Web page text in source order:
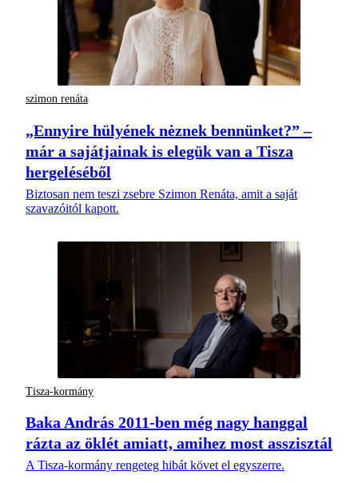
szimon renáta
„Ennyire hülyének nėznek bennünket?” –
már a sajátjainak is elegük van a Tisza
hergeléséből
Biztosan nem teszi zsebre Szimon Renáta, amit a saját
szavazóitól kapott.
Tisza-kormány
Baka András 2011-ben még nagy hanggal
rázta az öklét amiatt, amihez most asszisztál
A Tisza-kormány rengeteg hibát követ el egyszerre.